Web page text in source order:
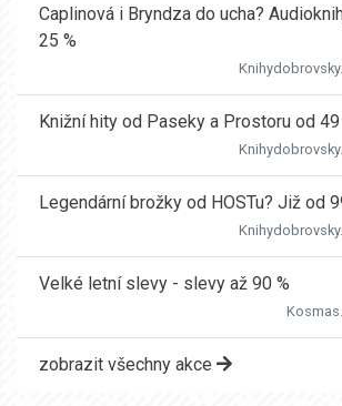
Caplinová i Bryndza do ucha?
25 %
Knižní hity od Paseky a Prostoru od
Legendární brožky od HOSTu? Již od
Velké letní slevy - slevy až 90 %
zobrazit všechny akce